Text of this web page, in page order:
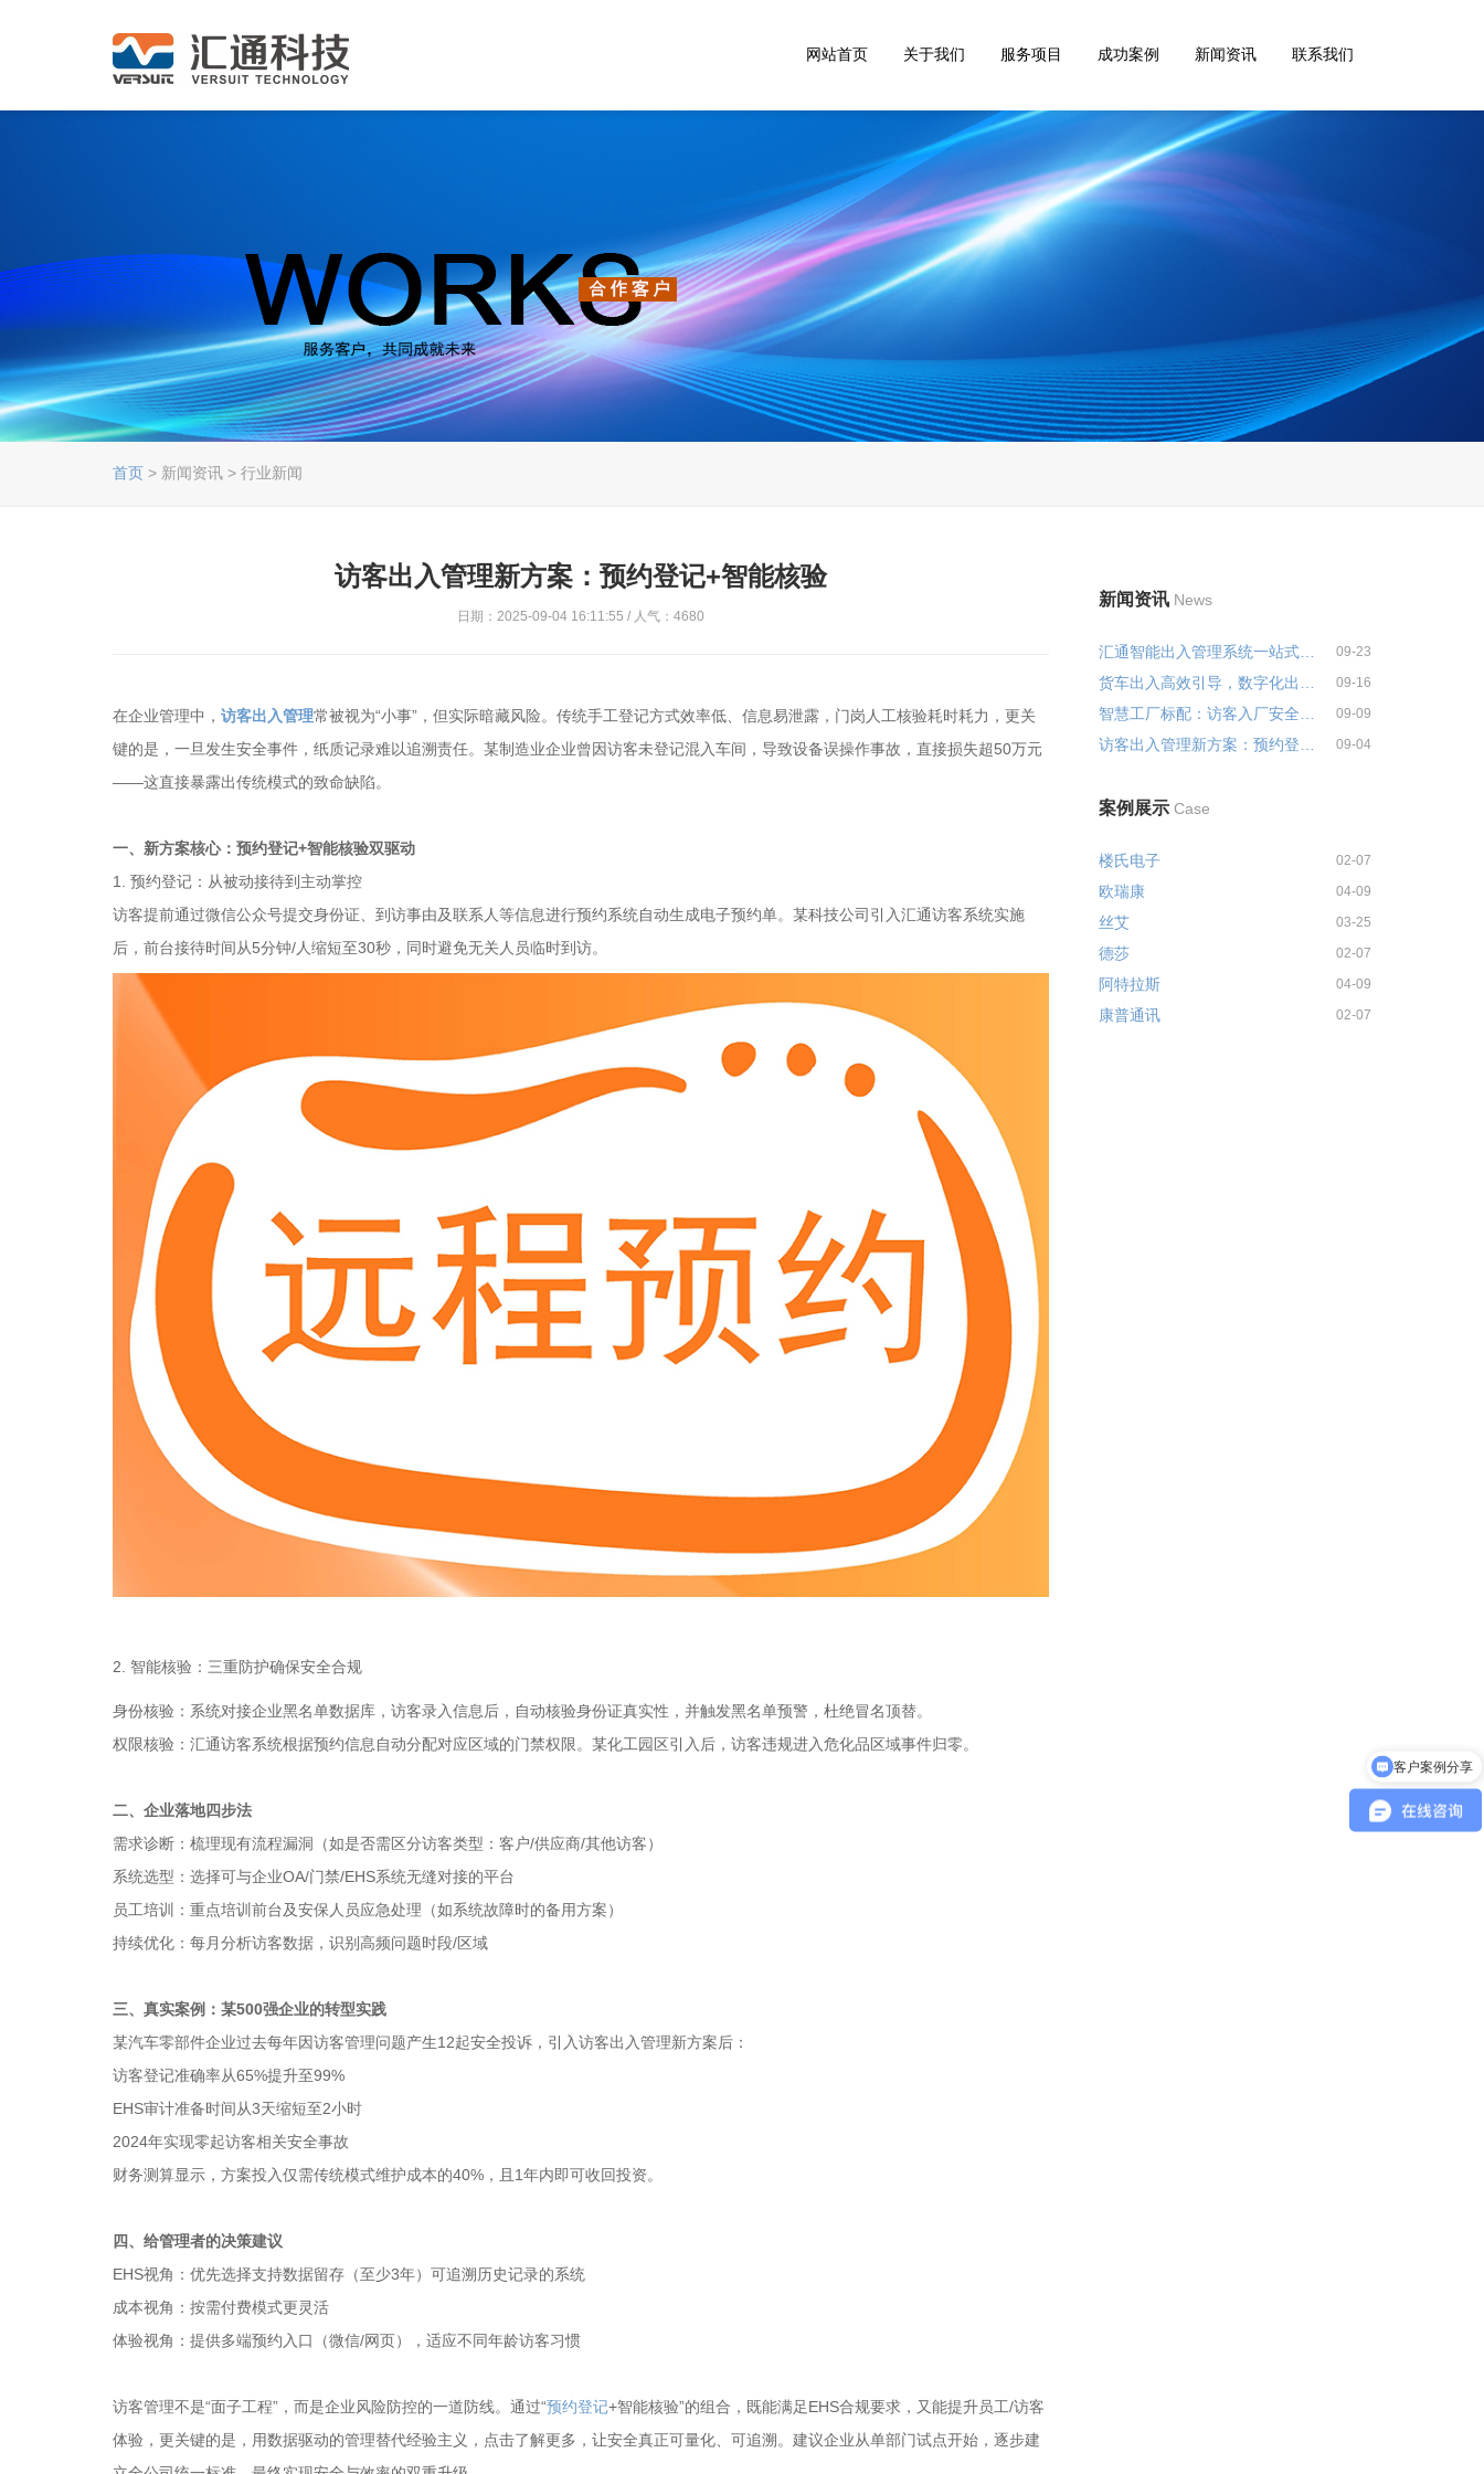
网站首页 关于我们 服务项目 成功案例 新闻资讯 联系我们
首页 > 新闻资讯 > 行业新闻
访客出入管理新方案：预约登记+智能核验
日期：2025-09-04 16:11:55 / 人气：4680
在企业管理中， 访客出入管理常被视为“小事”，但实际暗藏风险。传统手工登记方式效率低、信息易泄露，门岗人工核验耗时耗力，更关
键的是，一旦发生安全事件，纸质记录难以追溯责任。某制造业企业曾因访客未登记混入车间，导致设备误操作事故，直接损失超50万元
——这直接暴露出传统模式的致命缺陷。
一、新方案核心：预约登记+智能核验双驱动
1. 预约登记：从被动接待到主动掌控
访客提前通过微信公众号提交身份证、到访事由及联系人等信息进行预约系统自动生成电子预约单。某科技公司引入汇通访客系统实施
后，前台接待时间从5分钟/人缩短至30秒，同时避免无关人员临时到访。
2. 智能核验：三重防护确保安全合规
身份核验：系统对接企业黑名单数据库，访客录入信息后，自动核验身份证真实性，并触发黑名单预警，杜绝冒名顶替。
权限核验：汇通访客系统根据预约信息自动分配对应区域的门禁权限。某化工园区引入后，访客违规进入危化品区域事件归零。
二、企业落地四步法
需求诊断：梳理现有流程漏洞（如是否需区分访客类型：客户/供应商/其他访客）
系统选型：选择可与企业OA/门禁/EHS系统无缝对接的平台
员工培训：重点培训前台及安保人员应急处理（如系统故障时的备用方案）
持续优化：每月分析访客数据，识别高频问题时段/区域
三、真实案例：某500强企业的转型实践
某汽车零部件企业过去每年因访客管理问题产生12起安全投诉，引入访客出入管理新方案后：
访客登记准确率从65%提升至99%
EHS审计准备时间从3天缩短至2小时
2024年实现零起访客相关安全事故
财务测算显示，方案投入仅需传统模式维护成本的40%，且1年内即可收回投资。
四、给管理者的决策建议
EHS视角：优先选择支持数据留存（至少3年）可追溯历史记录的系统
成本视角：按需付费模式更灵活
体验视角：提供多端预约入口（微信/网页），适应不同年龄访客习惯
访客管理不是“面子工程”，而是企业风险防控的一道防线。通过“预约登记+智能核验”的组合，既能满足EHS合规要求，又能提升员工/访客
体验，更关键的是，用数据驱动的管理替代经验主义，点击了解更多，让安全真正可量化、可追溯。建议企业从单部门试点开始，逐步建
新闻资讯 News
汇通智能出入管理系统一站式解决... 09-23
09-16
09-09
09-04
案例展示 Case
楼氏电子 02-07
欧瑞康 04-09
丝艾 03-25
德莎 02-07
阿特拉斯 04-09
康普通讯 02-07
客户案例分享